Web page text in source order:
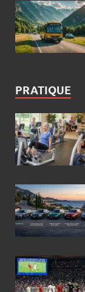
PRATIQUE